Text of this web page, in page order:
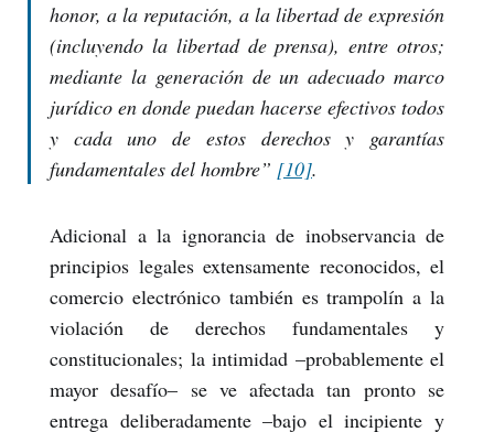
honor, a la reputación, a la libertad de expresión
(incluyendo la libertad de prensa), entre otros;
mediante la generación de un adecuado marco
jurídico en donde puedan hacerse efectivos todos
y cada uno de estos derechos y garantías
fundamentales del hombre” [10].
Adicional a la ignorancia de inobservancia de
principios legales extensamente reconocidos, el
comercio electrónico también es trampolín a la
violación de derechos fundamentales y
constitucionales; la intimidad –probablemente el
mayor desafío– se ve afectada tan pronto se
entrega deliberadamente –bajo el incipiente y